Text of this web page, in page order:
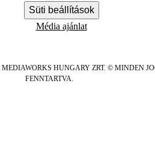
Süti beállítások
Média ajánlat
HUNGARY ZRT. © MINDEN
FENNTARTVA.